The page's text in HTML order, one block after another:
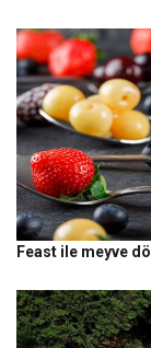
Feast ile meyve